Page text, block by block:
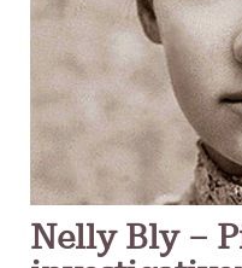
Nelly Bly –